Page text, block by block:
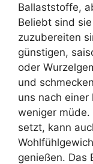
Ballaststoffe,
Beliebt sind
zuzubereiten
günstigen,
oder
und
uns nach
weniger müde.
setzt, kann
genießen. Das